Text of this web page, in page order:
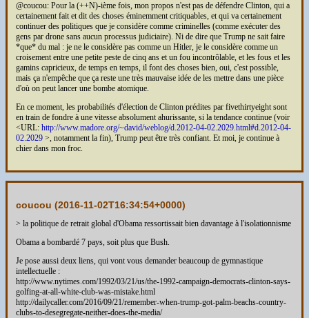
@coucou: Pour la (++N)-ième fois, mon propos n'est pas de défendre Clinton, qui a
certainement fait et dit des choses éminemment critiquables, et qui va certainement
continuer des politiques que je considère comme criminelles (comme exécuter des
gens par drone sans aucun processus judiciaire). Ni de dire que Trump ne sait faire
*que* du mal : je ne le considère pas comme un Hitler, je le considère comme un
croisement entre une petite peste de cinq ans et un fou incontrôlable, et les fous et les
gamins capricieux, de temps en temps, il font des choses bien, oui, c'est possible,
mais ça n'empêche que ça reste une très mauvaise idée de les mettre dans une pièce
d'où on peut lancer une bombe atomique.
En ce moment, les probabilités d'élection de Clinton prédites par fivethirtyeight sont
en train de fondre à une vitesse absolument ahurissante, si la tendance continue (voir
<URL: http://www.madore.org/~david/weblog/d.2012-04-02.2029.html#d.2012-04-
02.2029 >, notamment la fin), Trump peut être très confiant. Et moi, je continue à
chier dans mon froc.
coucou (2016-11-02T16:34:54+0000)
> la politique de retrait global d'Obama ressortissait bien davantage à l'isolationnisme
Obama a bombardé 7 pays, soit plus que Bush.
Je pose aussi deux liens, qui vont vous demander beaucoup de gymnastique
intellectuelle :
http://www.nytimes.com/1992/03/21/us/the-1992-campaign-democrats-clinton-says-
golfing-at-all-white-club-was-mistake.html
http://dailycaller.com/2016/09/21/remember-when-trump-got-palm-beachs-country-
clubs-to-desegregate-neither-does-the-media/